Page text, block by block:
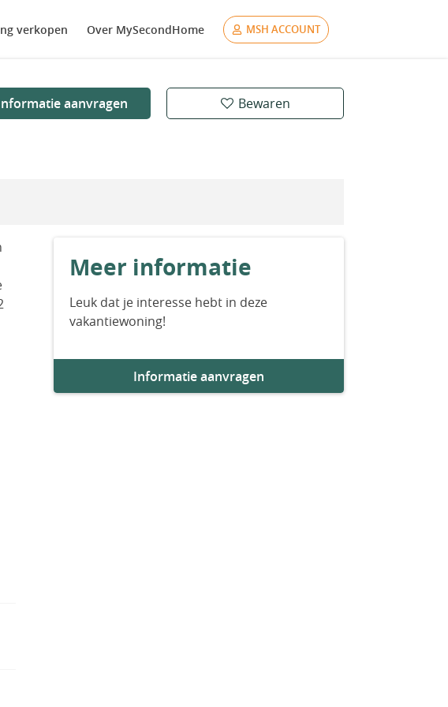
verkopen Over MySecondHome MSH ACCOUNT
aanvragen Bewaren
Meer informatie
Leuk dat je interesse hebt in deze
vakantiewoning!
Informatie aanvragen